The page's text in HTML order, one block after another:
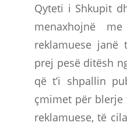
Qyteti i Shkupit
menaxhojnë
reklamuese
prej pesë ditësh
që t’i shpallin
çmimet për blerje
reklamuese, të